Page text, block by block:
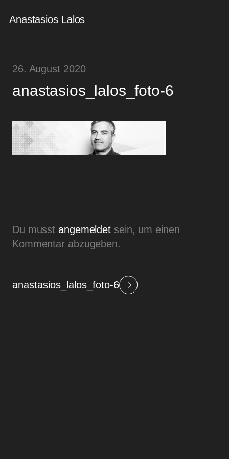
Anastasios Lalos
26. August 2020
anastasios_lalos_foto-6
Du musstangemeldet sein, um einen
Kommentar abzugeben.
Beitragsnavigation
anastasios_lalos_foto-6